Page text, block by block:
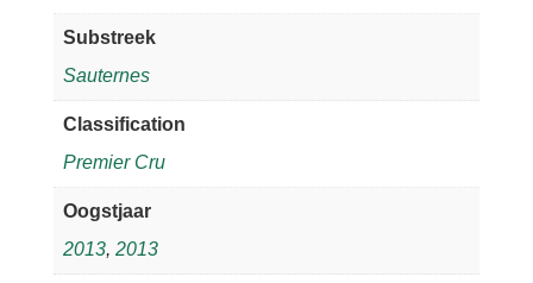
Substreek
Sauternes
Classification
Premier Cru
Oogstjaar
2013, 2013